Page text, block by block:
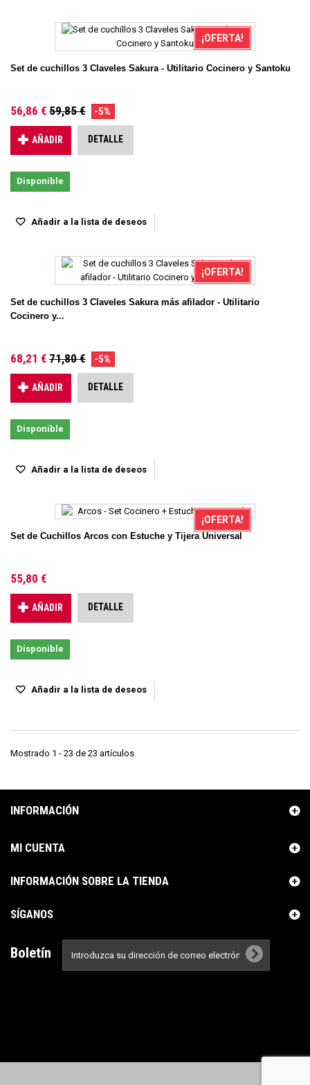
¡OFERTA!
Set de cuchillos 3 Claveles Sakura - Utilitario Cocinero y Santoku
56,86 € 59,85 € -5%
AÑADIR DETALLE
Disponible
Añadir a la lista de deseos
¡OFERTA!
Set de cuchillos 3 Claveles Sakura más afilador - Utilitario
Cocinero y...
68,21 € 71,80 € -5%
AÑADIR DETALLE
Disponible
Añadir a la lista de deseos
¡OFERTA!
Set de Cuchillos Arcos con Estuche y Tijera Universal
55,80 €
AÑADIR DETALLE
Disponible
Añadir a la lista de deseos
Mostrado 1 - 23 de 23 artículos
INFORMACIÓN
MI CUENTA
INFORMACIÓN SOBRE LA TIENDA
SÍGANOS
Boletín